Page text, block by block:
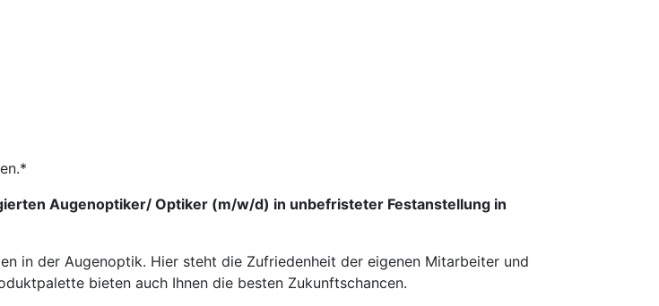
Augenoptiker/ Optiker (m/w/d) in unbefristeter Festanstellung in
in der Augenoptik. Hier steht die Zufriedenheit der eigenen Mitarbeiter und
bieten auch Ihnen die besten Zukunftschancen.